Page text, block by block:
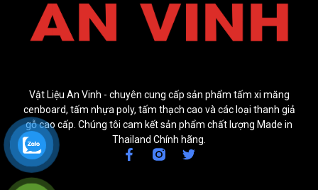
Vật Liệu An Vinh - chuyên cung cấp sản phẩm tấm xi măng
cenboard, tấm nhựa poly, tấm thạch cao và các loại thanh giả
gỗ cao cấp. Chúng tôi cam kết sản phẩm chất lượng Made in
Thailand Chính hãng.